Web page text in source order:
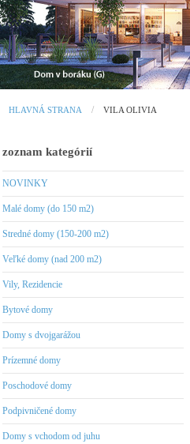
HLAVNÁ STRANA VILA OLIVIA
zoznam kategórií
NOVINKY
Malé domy (do 150 m2)
Stredné domy (150-200 m2)
Veľké domy (nad 200 m2)
Vily, Rezidencie
Bytové domy
Domy s dvojgarážou
Prízemné domy
Poschodové domy
Podpivničené domy
Domy s vchodom od juhu